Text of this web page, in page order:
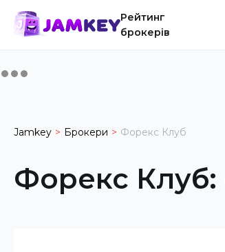
Рейтинг
брокерів
Jamkey Брокери Форекс Клуб
Форекс Клуб: